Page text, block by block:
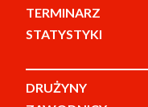
TERMINARZ
STATYSTYKI
DRUŻYNY